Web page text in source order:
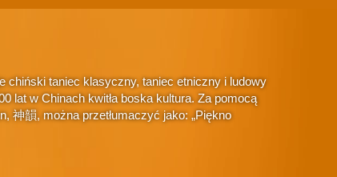
chiński taniec klasyczny, taniec etniczny i ludowy
lat w Chinach kwitła boska kultura. Za pomocą
神韻, można przetłumaczyć jako: „Piękno